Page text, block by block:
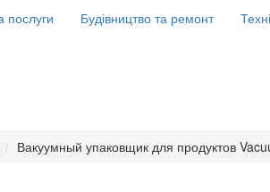
послуги Будівництво та ремонт
Вакуумный упаковщик для продуктов